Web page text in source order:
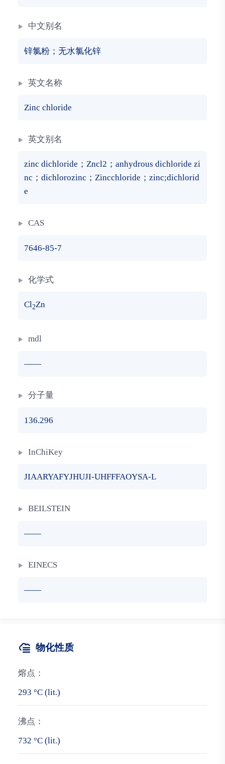
中文别名
锌氯粉；无水氯化锌
英文名称
Zinc chloride
英文别名
zinc dichloride；Zncl2；anhydrous dichloride zi
nc；dichlorozinc；Zincchloride；zinc;dichlorid
e
CAS
7646-85-7
化学式
Cl2Zn
mdl
——
分子量
136.296
InChiKey
JIAARYAFYJHUJI-UHFFFAOYSA-L
BEILSTEIN
——
EINECS
——
物化性质
熔点：
293 °C (lit.)
沸点：
732 °C (lit.)